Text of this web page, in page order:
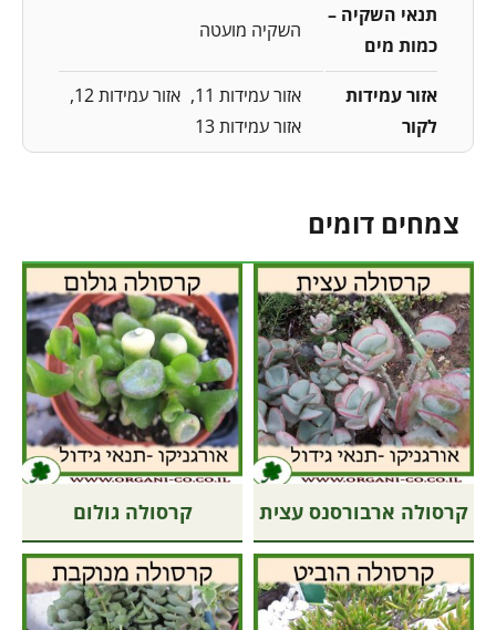
תנאי השקיה –
כמות מים
השקיה מועטה
אזור עמידות
לקור
אזור עמידות 11
אזור עמידות 12
אזור עמידות 13
צמחים דומים
קרסולה ארבורסנס עצית קרסולה גולום